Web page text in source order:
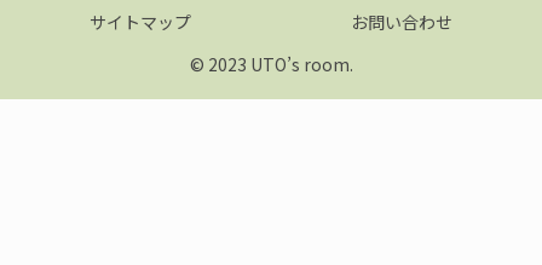
サイトマップ
お問い合わせ
© 2023 UTO’s room.